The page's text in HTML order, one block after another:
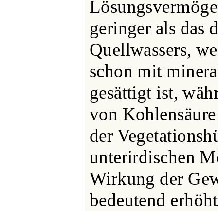
geringer als das
Quellwassers,
schon mit
gesättigt ist,
von
der
unterirdischen
Wirkung der
bedeutend